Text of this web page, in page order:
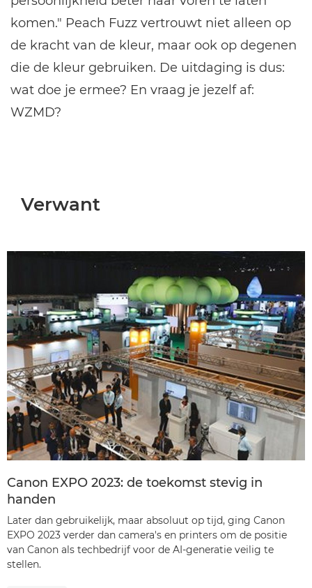
komen." Peach Fuzz vertrouwt niet alleen op
de kracht van de kleur, maar ook op degenen
die de kleur gebruiken. De uitdaging is dus:
wat doe je ermee? En vraag je jezelf af:
WZMD?
Verwant
Canon EXPO 2023: de toekomst stevig in
handen
Later dan gebruikelijk, maar absoluut op tijd, ging Canon
EXPO 2023 verder dan camera's en printers om de positie
van Canon als techbedrijf voor de AI-generatie veilig te
stellen.